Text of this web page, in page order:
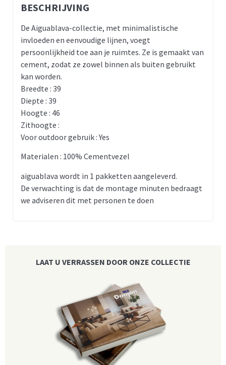
BESCHRIJVING
De Aiguablava-collectie, met minimalistische
invloeden en eenvoudige lijnen, voegt
persoonlijkheid toe aan je ruimtes. Ze is gemaakt van
cement, zodat ze zowel binnen als buiten gebruikt
kan worden.
Breedte : 39
Diepte : 39
Hoogte : 46
Zithoogte :
Voor outdoor gebruik : Yes
Materialen : 100% Cementvezel
aiguablava wordt in 1 pakketten aangeleverd.
De verwachting is dat de montage minuten bedraagt
we adviseren dit met personen te doen
LAAT U VERRASSEN DOOR ONZE COLLECTIE